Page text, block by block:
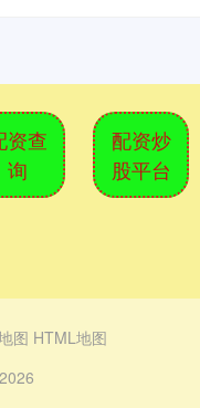
资查
询
配资炒
股平台
图 HTML地图